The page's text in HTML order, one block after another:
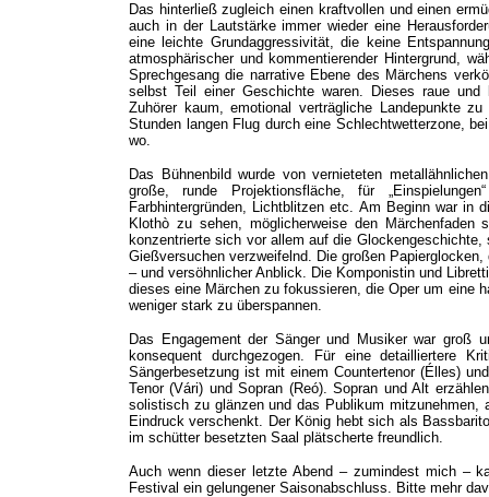
Das hinterließ zugleich einen kraftvollen und einen
auch in der Lautstärke immer wieder eine
eine leichte Grundaggressivität, die keine
atmosphärischer und kommentierender Hintergrund,
Sprechgesang die narrative Ebene des Märchens
selbst Teil einer Geschichte waren. Dieses raue
Zuhörer kaum, emotional verträgliche Landepunkte
Stunden langen Flug durch eine Schlechtwetterzone,
wo.
Das Bühnenbild wurde von vernieteten
große, runde Projektionsfläche, für
Farbhintergründen, Lichtblitzen etc. Am Beginn war in
Klothò zu sehen, möglicherweise den
konzentrierte sich vor allem auf die
Gießversuchen verzweifelnd. Die großen
– und versöhnlicher Anblick. Die Komponistin und
dieses eine Märchen zu fokussieren, die Oper um eine
weniger stark zu überspannen.
Das Engagement der Sänger und Musiker war groß
konsequent durchgezogen. Für eine detailliertere
Sängerbesetzung ist mit einem Countertenor (Élles)
Tenor (Vári) und Sopran (Reó). Sopran und Alt
solistisch zu glänzen und das Publikum mitzunehmen,
Eindruck verschenkt. Der König hebt sich als
im schütter besetzten Saal plätscherte freundlich.
Auch wenn dieser letzte Abend – zumindest mich –
Festival ein gelungener Saisonabschluss. Bitte mehr